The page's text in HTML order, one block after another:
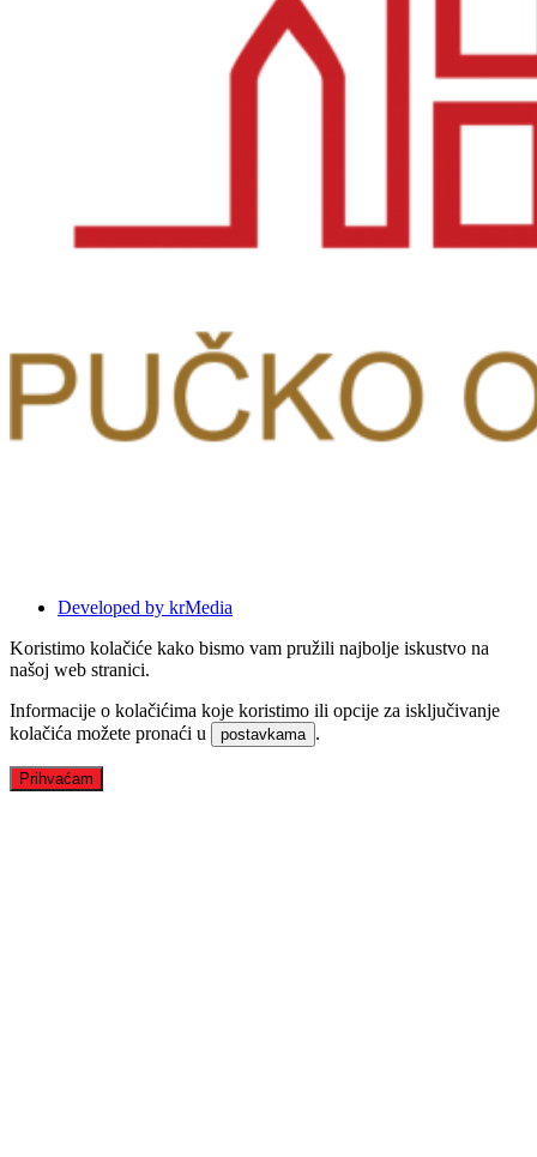
Developed by krMedia
Koristimo kolačiće kako bismo vam pružili najbolje iskustvo na
našoj web stranici.
Informacije o kolačićima koje koristimo ili opcije za isključivanje
kolačića možete pronaći u
postavkama .
Prihvaćam